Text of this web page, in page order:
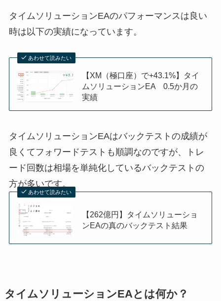
タイムソリューションEAのパフォーマンスは良い
時は以下の実績になっています。
あわせて読みたい
【XM（極口座）で+43.1%】タイ
ムソリューションEA 0.5か月の
実績
タイムソリューションEAはバックテストの成績が
良くてフォワードテストも順調なのですが、トレ
ード回数は相場を単純化しているバックテストの
方が多いです。
あわせて読みたい
【262億円】タイムソリューショ
ンEAの真のバックテスト結果
タイムソリューションEAとは何か？